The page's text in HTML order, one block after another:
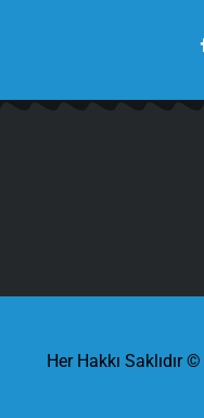
Her Hakkı Saklıdır